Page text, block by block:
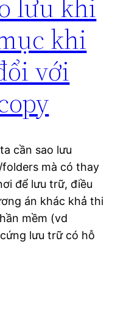
lưu khi
khi
với
cần sao lưu
mà có thay
để lưu trữ, điều
án khác khả thi
mềm (vd
lưu trữ có hỗ